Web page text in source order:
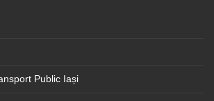
Public Iași